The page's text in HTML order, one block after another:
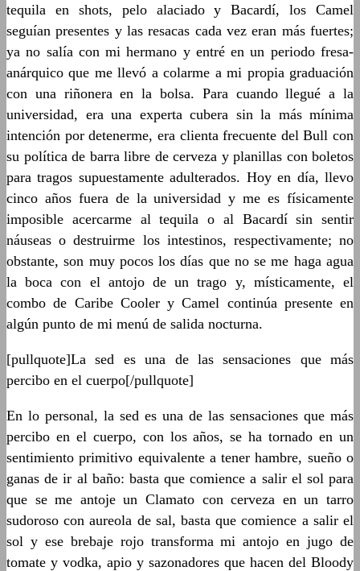
tequila en shots, pelo alaciado y Bacardí, los Camel
seguían presentes y las resacas cada vez eran más fuertes;
ya no salía con mi hermano y entré en un periodo fresa-
anárquico que me llevó a colarme a mi propia graduación
con una riñonera en la bolsa. Para cuando llegué a la
universidad, era una experta cubera sin la más mínima
intención por detenerme, era clienta frecuente del Bull con
su política de barra libre de cerveza y planillas con boletos
para tragos supuestamente adulterados. Hoy en día, llevo
cinco años fuera de la universidad y me es físicamente
imposible acercarme al tequila o al Bacardí sin sentir
náuseas o destruirme los intestinos, respectivamente; no
obstante, son muy pocos los días que no se me haga agua
la boca con el antojo de un trago y, místicamente, el
combo de Caribe Cooler y Camel continúa presente en
algún punto de mi menú de salida nocturna.
[pullquote]La sed es una de las sensaciones que más
percibo en el cuerpo[/pullquote]
En lo personal, la sed es una de las sensaciones que más
percibo en el cuerpo, con los años, se ha tornado en un
sentimiento primitivo equivalente a tener hambre, sueño o
ganas de ir al baño: basta que comience a salir el sol para
que se me antoje un Clamato con cerveza en un tarro
sudoroso con aureola de sal, basta que comience a salir el
sol y ese brebaje rojo transforma mi antojo en jugo de
tomate y vodka, apio y sazonadores que hacen del Bloody